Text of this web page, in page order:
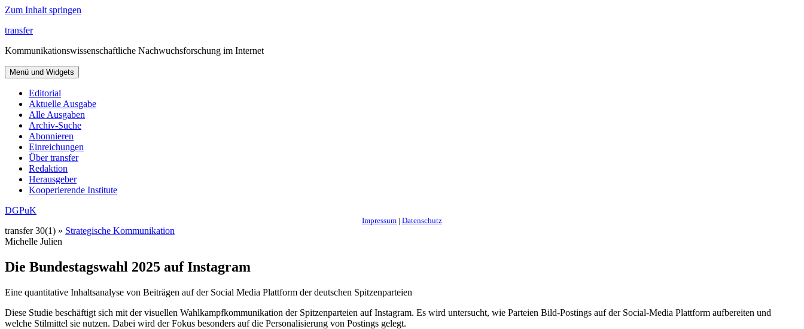
Zum Inhalt springen
transfer
Kommunikationswissenschaftliche Nachwuchsforschung im Internet
Menü und Widgets
Editorial
Aktuelle Ausgabe
Alle Ausgaben
Archiv-Suche
Abonnieren
Einreichungen
Über transfer
Redaktion
Herausgeber
Kooperierende Institute
DGPuK
Impressum | Datenschutz
transfer 30(1) » Strategische Kommunikation
Michelle Julien
Die Bundestagswahl 2025 auf Instagram
Eine quantitative Inhaltsanalyse von Beiträgen auf der Social Media Plattform der deutschen Spitzenparteien
Diese Studie beschäftigt sich mit der visuellen Wahlkampfkommunikation der Spitzenparteien auf Instagram. Es wird untersucht, wie Parteien Bild-Postings auf der Social-Media Plattform aufbereiten und
welche Stilmittel sie nutzen. Dabei wird der Fokus besonders auf die Personalisierung von Postings gelegt.